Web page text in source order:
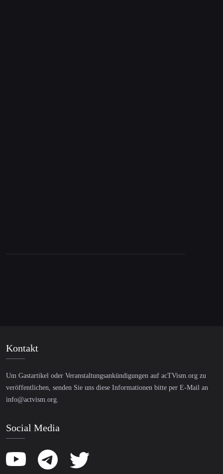
Kontakt
Um Gastartikel oder Veranstaltungsankündigungen auf acTVism.org zu
veröffentlichen, senden Sie uns diese Informationen bitte per E-Mail an
info@actvism.org.
Social Media